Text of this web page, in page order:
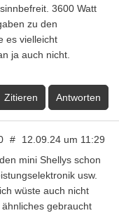
3600 Watt
zu den
es vielleicht
ja auch nicht.
Zitieren Antworten
# 12.09.24 um 11:29
mini Shellys schon
usw.
wüste auch nicht
gebraucht